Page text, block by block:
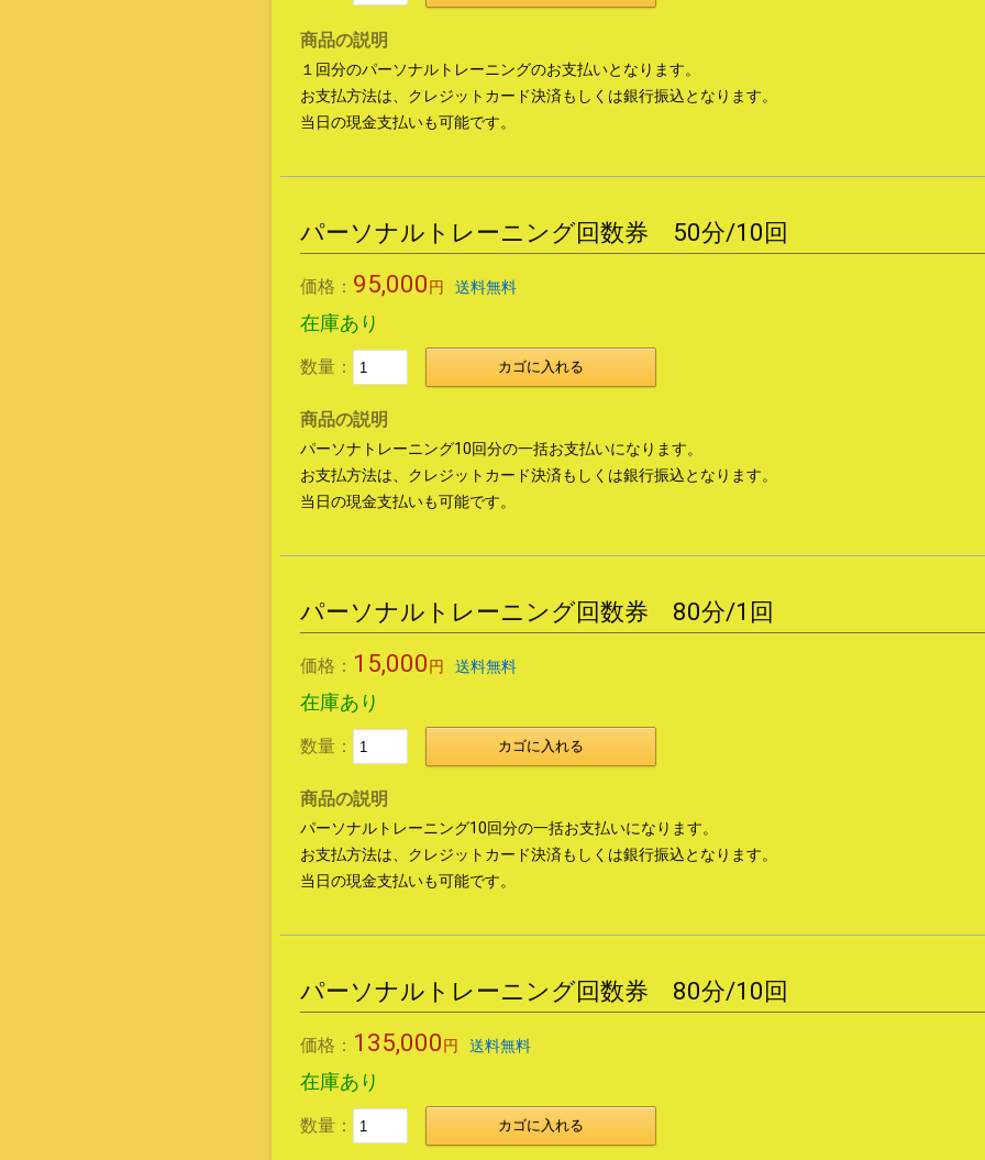
商品の説明
１回分のパーソナルトレーニングのお支払いとなります。
お支払方法は、クレジットカード決済もしくは銀行振込となります。
当日の現金支払いも可能です。
パーソナルトレーニング回数券 50分/10回
価格： 95,000円 送料無料
在庫あり
数量： カゴに入れる
商品の説明
パーソナトレーニング10回分の一括お支払いになります。
お支払方法は、クレジットカード決済もしくは銀行振込となります。
当日の現金支払いも可能です。
パーソナルトレーニング回数券 80分/1回
価格： 15,000円 送料無料
在庫あり
数量： カゴに入れる
商品の説明
パーソナルトレーニング10回分の一括お支払いになります。
お支払方法は、クレジットカード決済もしくは銀行振込となります。
当日の現金支払いも可能です。
パーソナルトレーニング回数券 80分/10回
価格： 135,000円 送料無料
在庫あり
数量： カゴに入れる